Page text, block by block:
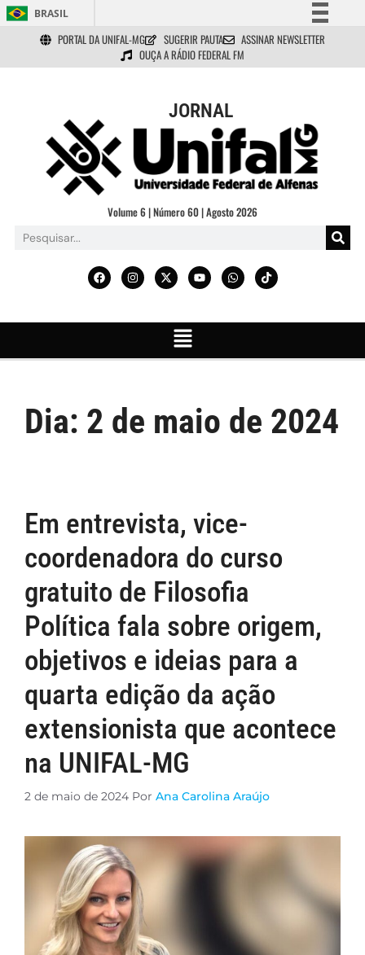
BRASIL
Simplifique!
Comunica BR
Acesso à informação
Legislação
Canais
PORTAL DA UNIFAL-MG SUGERIR PAUTA
ASSINAR NEWSLETTER
OUÇA A RÁDIO FEDERAL FM
JORNAL
Volume 6 | Número 60 | Agosto 2026
Dia: 2 de maio de 2024
Em entrevista, vice-
coordenadora do curso
gratuito de Filosofia
Política fala sobre origem,
objetivos e ideias para a
quarta edição da ação
extensionista que acontece
na UNIFAL-MG
2 de maio de 2024 Por Ana Carolina Araújo